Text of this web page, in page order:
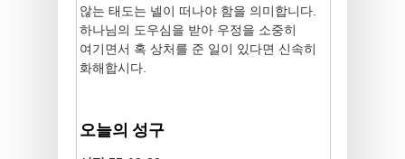
않는 태도는 넬이 떠나야 함을 의미합니다.
하나님의 도우심을 받아 우정을 소중히
여기면서 혹 상처를 준 일이 있다면 신속히
화해합시다.
오늘의 성구